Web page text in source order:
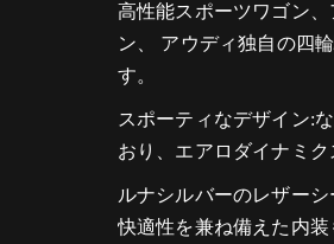
高性能スポーツワゴン
ン、 アウディ独自の四
す。
スポーティなデザイン:
おり、エアロダイナミ
ルナシルバーのレザー
快適性を兼ね備えた内